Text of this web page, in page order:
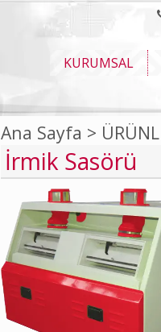
KURUMSAL
Ana Sayfa >
İrmik Sasörü